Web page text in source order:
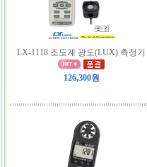
LX-1118 조도계 광도(LUX) 측정기
126,300원